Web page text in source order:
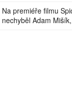
Na premiéře filmu
nechyběl Adam